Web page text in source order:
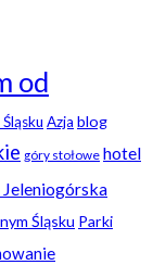
od
Azja blog
góry stołowe hotel
Śląsku Parki